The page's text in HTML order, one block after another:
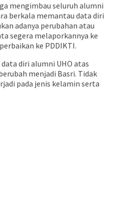
mengimbau seluruh alumni
berkala memantau data diri
adanya perubahan atau
segera melaporkannya ke
ke PDDIKTI.
diri alumni UHO atas
menjadi Basri. Tidak
pada jenis kelamin serta